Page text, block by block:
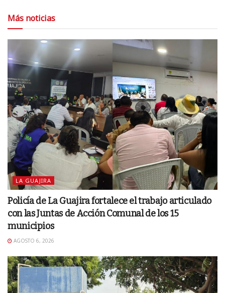
Más noticias
LA GUAJIRA
Policía de La Guajira fortalece el trabajo articulado
con las Juntas de Acción Comunal de los 15
municipios
AGOSTO 6, 2026